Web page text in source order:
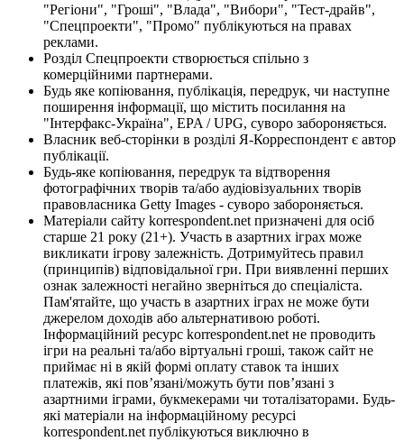
"Регіони", "Гроші", "Влада", "Вибори", "Тест-драйв",
"Спецпроекти", "Промо" публікуються на правах
реклами.
Розділ Спецпроекти створюється спільно з
комерційними партнерами.
Будь яке копіювання, публікація, передрук, чи наступне
поширення інформації, що містить посилання на
"Інтерфакс-Україна", EPA / UPG, суворо забороняється.
Власник веб-сторінки в розділі Я-Корреспондент є автор
публікації.
Будь-яке копіювання, передрук та відтворення
фотографічних творів та/або аудіовізуальних творів
правовласника Getty Images - суворо забороняється.
Матеріали сайту korrespondent.net призначені для осіб
старше 21 року (21+). Участь в азартних іграх може
викликати ігрову залежність. Дотримуйтесь правил
(принципів) відповідальної гри. При виявленні перших
ознак залежності негайно зверніться до спеціаліста.
Пам'ятайте, що участь в азартних іграх не може бути
джерелом доходів або альтернативою роботі.
Інформаційний ресурс korrespondent.net не проводить
ігри на реальні та/або віртуальні гроші, також сайт не
приймає ні в якій формі оплату ставок та інших
платежів, які пов’язані/можуть бути пов’язані з
азартними іграми, букмекерами чи тоталізаторами. Будь-
які матеріали на інформаційному ресурсі
korrespondent.net публікуються виключно в